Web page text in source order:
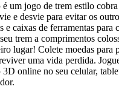
é um jogo de trem estilo
e desvie para evitar os
e caixas de ferramentas para
trem a comprimentos
lugar! Colete moedas para
uma vida perdida.
3D online no seu celular,